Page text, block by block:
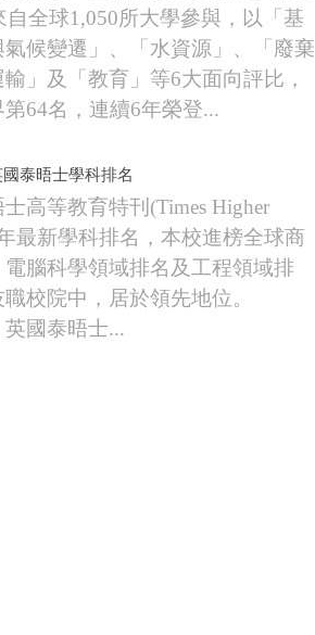
全球1,050所大學參與，以「基
候變遷」、「水資源」、「廢棄
」及「教育」等6大面向評比，
64名，連續6年榮登...
泰晤士學科排名
士高等教育特刊(Times Higher
最新學科排名，本校進榜全球商
腦科學領域排名及工程領域排
校院中，居於領先地位。
國泰晤士...